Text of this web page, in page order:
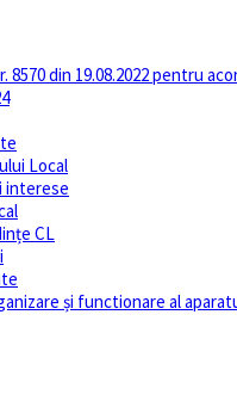
8570 din 19.08.2022
Local
interese
CL
și functionare al